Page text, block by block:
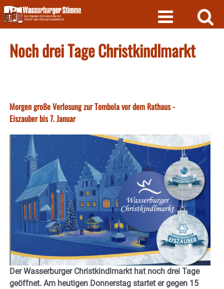
Skip
to
content
Noch drei Tage Christkindlmarkt
Morgen große Verlosung zur Tombola vor dem Rathaus -
Eiszauber bis 7. Januar
Der Wasserburger Christkindlmarkt hat noch drei Tage
geöffnet. Am heutigen Donnerstag startet er gegen 15